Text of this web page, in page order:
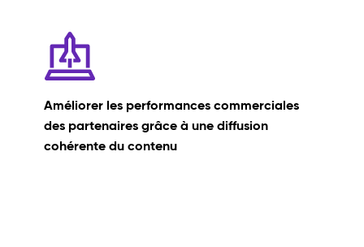
Améliorer les performances commerciales
des partenaires grâce à une diffusion
cohérente du contenu